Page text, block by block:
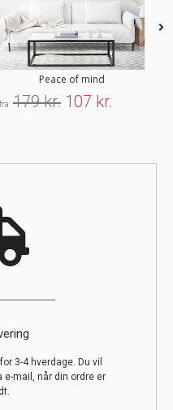
Peace of mind
fra 179 kr. 107 kr.
3-4 hverdage. Du vil
mail, når din ordre er